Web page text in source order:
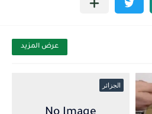
عرض المزيد
الجزائر